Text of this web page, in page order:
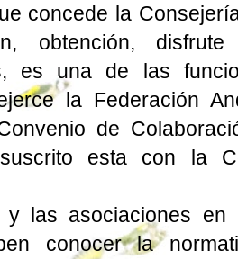
concede la
obtención,
es una de las
la Federación
de
esta con la
y las asociaciones
conocer la